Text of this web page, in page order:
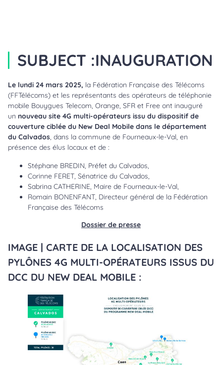
SUBJECT :INAUGURATION
Le lundi 24 mars 2025, la Fédération Française des Télécoms
(FFTélécoms) et les représentants des opérateurs de téléphonie
mobile Bouygues Telecom, Orange, SFR et Free ont inauguré
un nouveau site 4G multi-opérateurs issu du dispositif de
couverture ciblée du New Deal Mobile dans le département
du Calvados , dans la commune de Fourneaux-le-Val, en
présence des élus locaux et de :
Stéphane BREDIN, Préfet du Calvados,
Corinne FERET, Sénatrice du Calvados,
Sabrina CATHERINE, Maire de Fourneaux-le-Val,
Romain BONENFANT, Directeur général de la Fédération
Française des Télécoms
Dossier de presse
IMAGE | CARTE DE LA LOCALISATION DES
PYLÔNES 4G MULTI-OPÉRATEURS ISSUS DU
DCC DU NEW DEAL MOBILE :